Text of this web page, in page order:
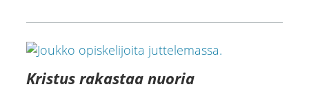
Kristus rakastaa nuoria